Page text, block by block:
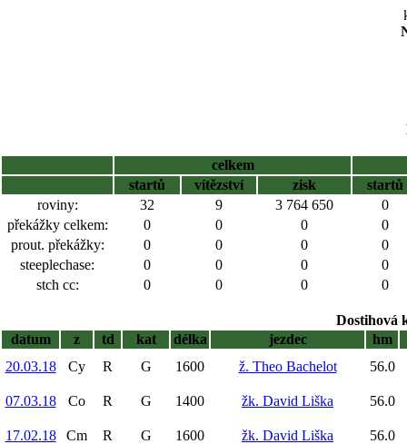
celkem
startů
vítězství zisk
startů
roviny:
32 9 3 764 650
0
překážky celkem:
0 0 0
0
prout. překážky:
0 0 0
0
steeplechase:
0 0 0
0
stch cc:
0 0 0 0
Dostihová
datum
z td kat délka jezdec
hm
20.03.18
Cy R G 1600 ž. Theo Bachelot 56.0
07.03.18 Co R G 1400 žk. David Liška 56.0
17.02.18 Cm R G 1600 žk. David Liška 56.0